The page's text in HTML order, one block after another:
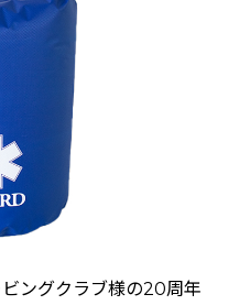
ングクラブ様の20周年